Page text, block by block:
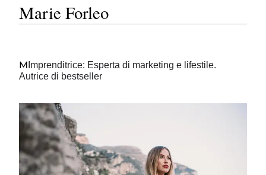
Marie Forleo
M Imprenditrice: Esperta di marketing e lifestile.
Autrice di bestseller